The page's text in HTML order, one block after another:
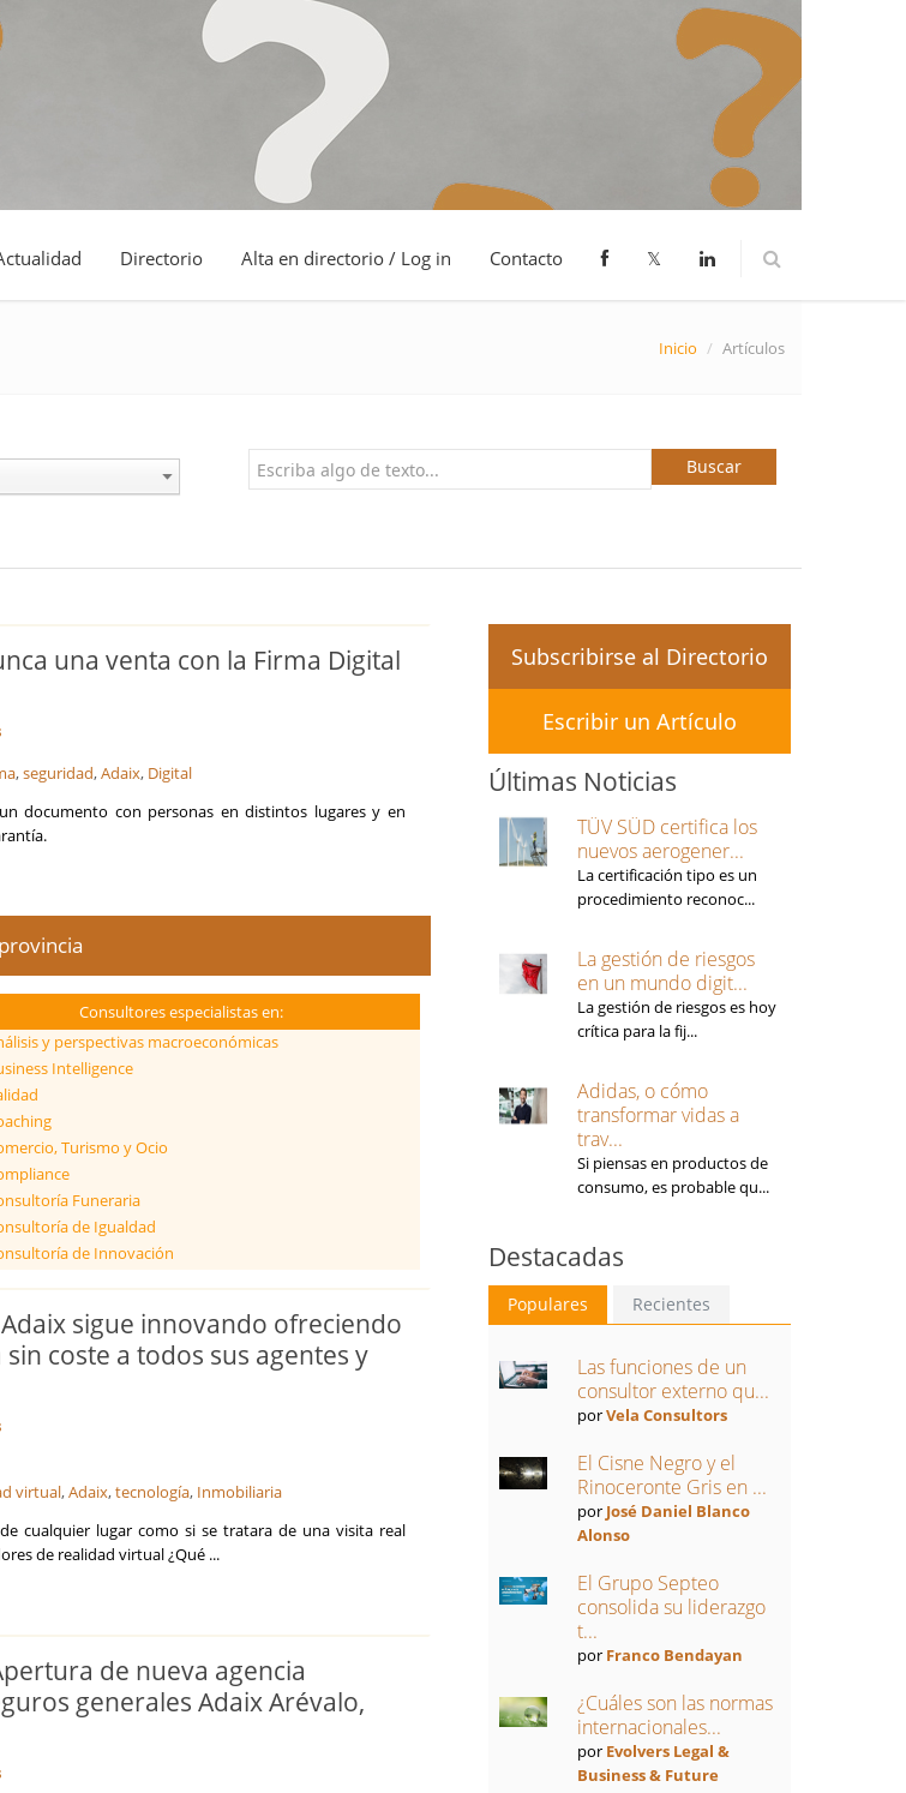
Directorio Alta en directorio / Log in Contacto 𝕏
Inicio / Artículos
Buscar
una venta con la Firma Digital
,seguridad,Adaix, Digital
documento con personas en distintos lugares y en
Consultores especialistas en:
y perspectivas macroeconómicas
Intelligence
Turismo y Ocio
Funeraria
de Igualdad
de Innovación
Energética
de proyectos internacionales
de riesgos y cumplimiento
Proyectos y Obras
de la empresa
de costes y eficiencia
de Riesgos Laborales
Social Empresarial
sigue innovando ofreciendo
coste a todos sus agentes y
virtual,Adaix,tecnología, Inmobiliaria
cualquier lugar como si se tratara de una visita real
de realidad virtual ¿Qué ...
de nueva agencia
generales Adaix Arévalo,
Subscribirse al Directorio
Escribir un Artículo
Últimas Noticias
TÜV SÜD certifica los
nuevos aerogener...
La certificación tipo es un
procedimiento reconoc...
La gestión de riesgos
en un mundo digit...
La gestión de riesgos es hoy
crítica para la fij...
Adidas, o cómo
transformar vidas a
trav...
Si piensas en productos de
consumo, es probable qu...
Destacadas
Populares Recientes
Las funciones de un
consultor externo qu...
porVela Consultors
El Cisne Negro y el
Rinoceronte Gris en ...
por José Daniel Blanco
Alonso
El Grupo Septeo
consolida su liderazgo
t...
por Franco Bendayan
¿Cuáles son las normas
internacionales...
por Evolvers Legal &
Business & Future